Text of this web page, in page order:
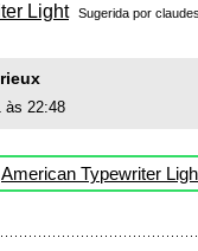
Light Sugerida por
às 22:48
American Typewriter